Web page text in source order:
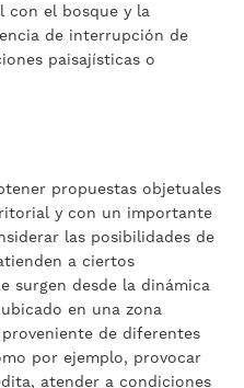
con el bosque y la
de interrupción de
paisajísticas o
propuestas objetuales
y con un importante
las posibilidades de
a ciertos
surgen desde la dinámica
en una zona
de diferentes
por ejemplo, provocar
atender a condiciones